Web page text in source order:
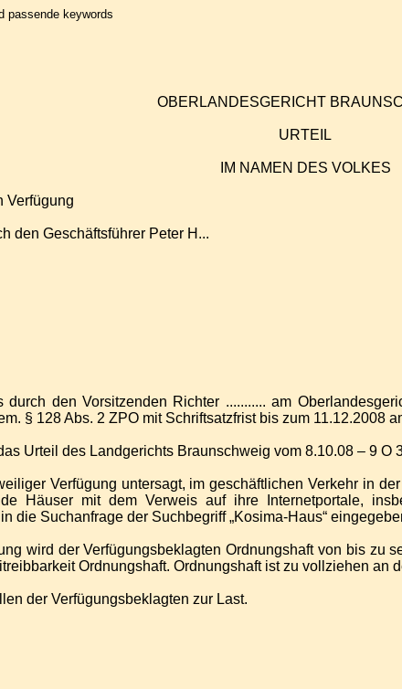
passende keywords
OBERLANDESGERICHT
URTEIL
IM NAMEN DES VOLKES
Verfügung
den Geschäftsführer Peter H...
den Vorsitzenden Richter ........... am
§ 128 Abs. 2 ZPO mit Schriftsatzfrist bis zum 11.12.2008
Urteil des Landgerichts Braunschweig vom 8.10.08 – 9 O
Verfügung untersagt, im geschäftlichen Verkehr in
Häuser mit dem Verweis auf ihre Internetportale,
die Suchanfrage der Suchbegriff „Kosima-Haus“
wird der Verfügungsbeklagten Ordnungshaft von bis zu
Ordnungshaft. Ordnungshaft ist zu vollziehen an
der Verfügungsbeklagten zur Last.